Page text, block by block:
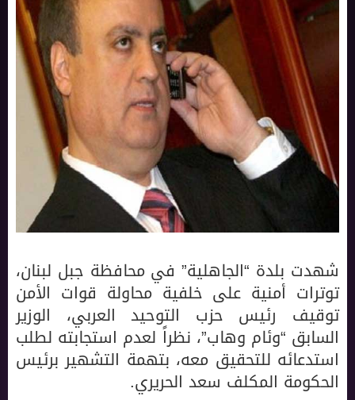
شهدت بلدة “الجاهلية” في محافظة جبل لبنان،
توترات أمنية على خلفية محاولة قوات الأمن
توقيف رئيس حزب التوحيد العربي، الوزير
السابق “وئام وهاب”، نظراً لعدم استجابته لطلب
استدعائه للتحقيق معه، بتهمة التشهير برئيس
الحكومة المكلف سعد الحريري.